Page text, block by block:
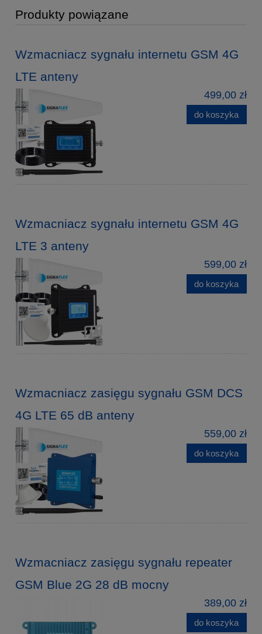
Produkty powiązane
Wzmacniacz sygnału internetu GSM 4G
LTE anteny
499,00 zł
do koszyka
Wzmacniacz sygnału internetu GSM 4G
LTE 3 anteny
599,00 zł
do koszyka
Wzmacniacz zasięgu sygnału GSM DCS
4G LTE 65 dB anteny
559,00 zł
do koszyka
Wzmacniacz zasięgu sygnału repeater
GSM Blue 2G 28 dB mocny
389,00 zł
do koszyka